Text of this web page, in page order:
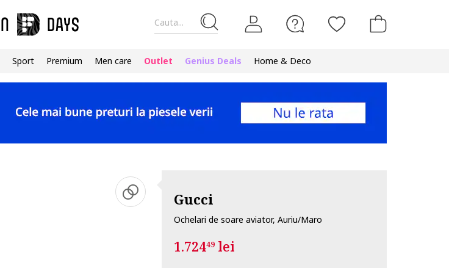
Cauta...
Sport Premium Men care Outlet Genius Deals Home & Deco
Gucci
Ochelari de soare aviator, Auriu/Maro
1.72449lei